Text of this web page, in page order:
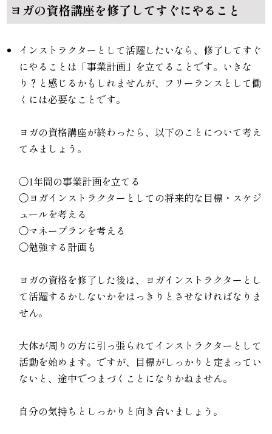
ヨガの資格講座を修了してすぐにやること
インストラクターとして活躍したいなら、修了してすぐ
にやることは「事業計画」を立てることです。いきな
り？と感じるかもしれませんが、フリーランスとして働
くには必要なことです。
ヨガの資格講座が終わったら、以下のことについて考え
てみましょう。
◯1年間の事業計画を立てる
◯ヨガインストラクターとしての将来的な目標・スケジ
ュールを考える
◯マネープランを考える
◯勉強する計画も
ヨガの資格を修了した後は、ヨガインストラクターとし
て活躍するかしないかをはっきりとさせなければなりま
せん。
大体が周りの方に引っ張られてインストラクターとして
活動を始めます。ですが、目標がしっかりと定まってい
ないと、途中でつまづくことになりかねません。
自分の気持ちとしっかりと向き合いましょう。